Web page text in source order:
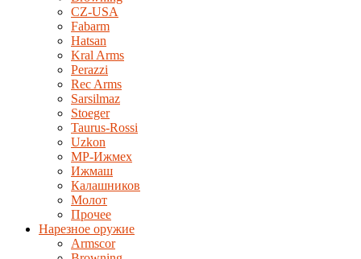
CZ-USA
Fabarm
Hatsan
Kral Arms
Perazzi
Rec Arms
Sarsilmaz
Stoeger
Taurus-Rossi
Uzkon
MP-Ижмех
Ижмаш
Калашников
Молот
Прочее
Нарезное оружие
Armscor